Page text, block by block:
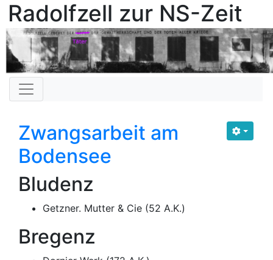
Radolfzell zur NS-Zeit
Zwangsarbeit am
Bodensee
Bludenz
Getzner. Mutter & Cie (52 A.K.)
Bregenz